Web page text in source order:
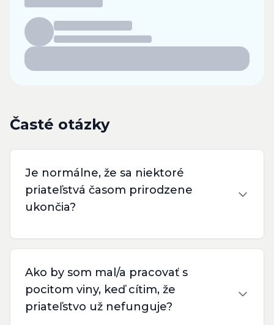
Časté otázky
Je normálne, že sa niektoré
priateľstvá časom prirodzene
ukončia?
Ako by som mal/a pracovať s
pocitom viny, keď cítim, že
priateľstvo už nefunguje?